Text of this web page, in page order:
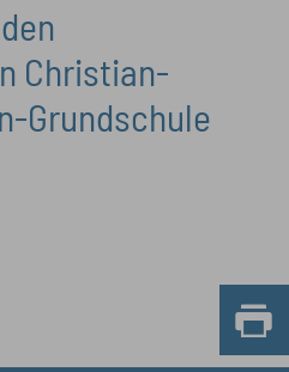
Christian-
Grundschule